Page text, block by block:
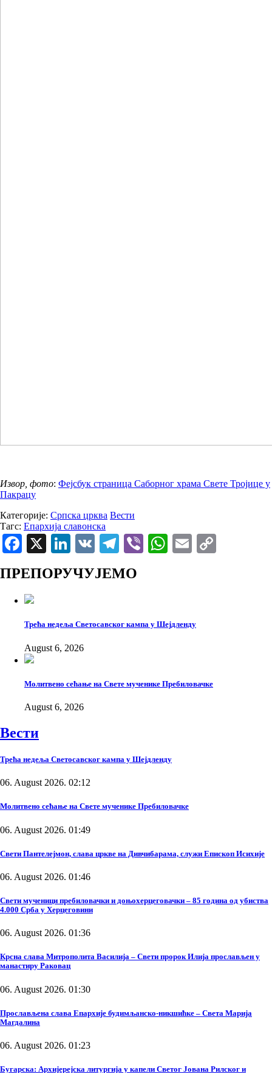
Извор, фото: Фејсбук страница Саборног храма Свете Тројице у
Пакрацу
Категорије: Српска црква Вести
Тагс: Епархија славонска
Facebook
X LinkedIn
VK Telegram
ViberWhatsApp
Email
ПРЕПОРУЧУЈЕМО
Трећа недеља Светосавског кампа у Шејдленду
August 6, 2026
Молитвено сећање на Свете мученике Пребиловачке
August 6, 2026
Вести
Трећа недеља Светосавског кампа у Шејдленду
06. August 2026. 02:12
Молитвено сећање на Свете мученике Пребиловачке
06. August 2026. 01:49
Свети Пантелејмон, слава цркве на Дивчибарама, служи Епископ Исихије
06. August 2026. 01:46
Свети мученици пребиловачки и доњохерцеговачки – 85 година од убиства
4.000 Срба у Херцеговини
06. August 2026. 01:36
Крсна слава Митрополита Василија – Свети пророк Илија прослављен у
манастиру Раковац
06. August 2026. 01:30
Прослављена слава Епархије будимљанско-никшићке – Света Марија
Магдалина
06. August 2026. 01:23
Бугарска: Архијерејска литургија у капели Светог Јована Рилског и